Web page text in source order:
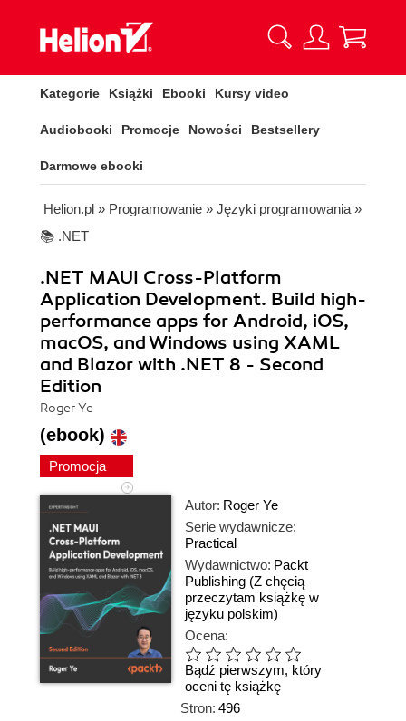
Kategorie Książki Ebooki Kursy video
Audiobooki Promocje Nowości Bestsellery
Darmowe ebooki
Helion.pl » Programowanie » Języki programowania »
📚 .NET
.NET MAUI Cross-Platform
Application Development. Build high-
performance apps for Android, iOS,
macOS, and Windows using XAML
and Blazor with .NET 8 - Second
Edition
Roger Ye
(ebook)
Promocja
Autor: Roger Ye
Serie wydawnicze:
Practical
Wydawnictwo: Packt
Publishing (Z chęcią
przeczytam książkę w
języku polskim)
Ocena:
Bądź pierwszym, który
oceni tę książkę
Stron: 496